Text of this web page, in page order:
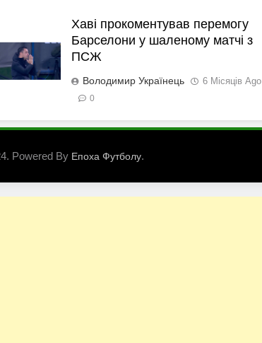
Хаві прокоментував перемогу
Барселони у шаленому матчі з
ПСЖ
Володимир Українець 6 Місяців Ago
0
Powered By Епоха Футболу.